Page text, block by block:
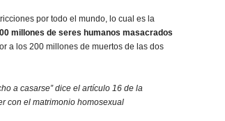
por todo el mundo, lo cual es la
millones de seres humanos masacrados
a los 200 millones de muertos de las dos
a casarse” dice el artículo 16 de la
con el matrimonio homosexual